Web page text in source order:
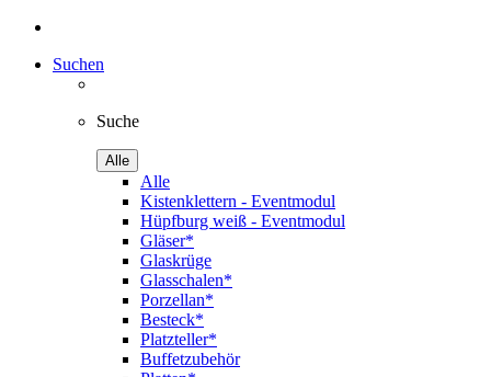
Suchen
Suche
Alle
Alle
Kistenklettern - Eventmodul
Hüpfburg weiß - Eventmodul
Gläser*
Glaskrüge
Glasschalen*
Porzellan*
Besteck*
Platzteller*
Buffetzubehör